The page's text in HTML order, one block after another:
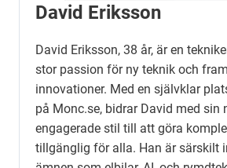
David Eriksson
David Eriksson, 38 år, är en
stor passion för ny teknik och
innovationer. Med en självklar
på Monc.se, bidrar David med sin
engagerade stil till att göra
tillgänglig för alla. Han är särskilt